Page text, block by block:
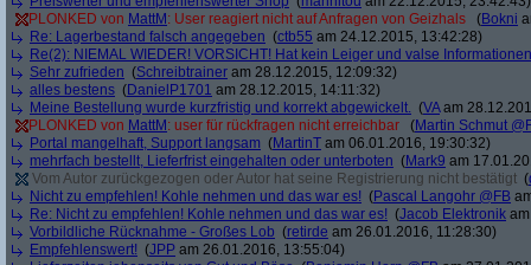
PLONKED von MattM : User reagiert nicht auf Anfragen von Geizhals (Bokni
Re: Lagerbestand falsch angegeben (ctb55 am 24.12.2015, 13:42:28)
Re(2): NIEMAL WIEDER! VORSICHT! Hat kein Leiger und valse Informationen
Sehr zufrieden (Schreibtrainer am 28.12.2015, 12:09:32)
alles bestens (DanielP1701 am 28.12.2015, 14:11:32)
Meine Bestellung wurde kurzfristig und korrekt abgewickelt. (VAam
PLONKED von MattM : user für rückfragen nicht erreichbar (Martin Schmut
Portal mangelhaft, Support langsam (MartinT am 06.01.2016, 19:30:32)
mehrfach bestellt, Lieferfrist eingehalten oder unterboten (Mark9 am
Vom Autor zurückgezogen oder Autor hat seine Registrierung nicht bestätigt (
Nicht zu empfehlen! Kohle nehmen und das war es! (Pascal Langohr @FB
Re: Nicht zu empfehlen! Kohle nehmen und das war es! (Jacob Elektronik
Vorbildliche Rücknahme - Großes Lob (retirde am 26.01.2016, 11:28:30)
Empfehlenswert! (JPP am 26.01.2016, 13:55:04)